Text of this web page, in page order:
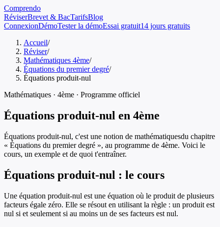
Comprendo
RéviserBrevet & BacTarifsBlog
ConnexionDémoTester la démoEssai gratuit14 jours gratuits
Accueil/
Réviser/
Mathématiques 4ème/
Équations du premier degré/
Équations produit-nul
Mathématiques · 4ème · Programme officiel
Équations produit-nul en 4ème
Équations produit-nul, c'est une notion de mathématiquesdu chapitre
« Équations du premier degré », au programme de 4ème. Voici le
cours, un exemple et de quoi t'entraîner.
Équations produit-nul : le cours
Une équation produit-nul est une équation où le produit de plusieurs
facteurs égale zéro. Elle se résout en utilisant la règle : un produit est
nul si et seulement si au moins un de ses facteurs est nul.